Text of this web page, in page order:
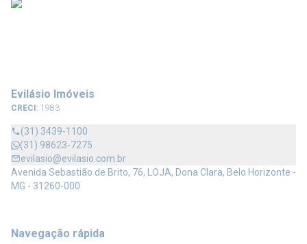
Evilásio Imóveis
CRECI: 1983
(31) 3439-1100
(31) 98623-7275
evilasio@evilasio.com.br
Avenida Sebastião de Brito, 76, LOJA, Dona Clara, Belo Horizonte -
MG - 31260-000
Navegação rápida